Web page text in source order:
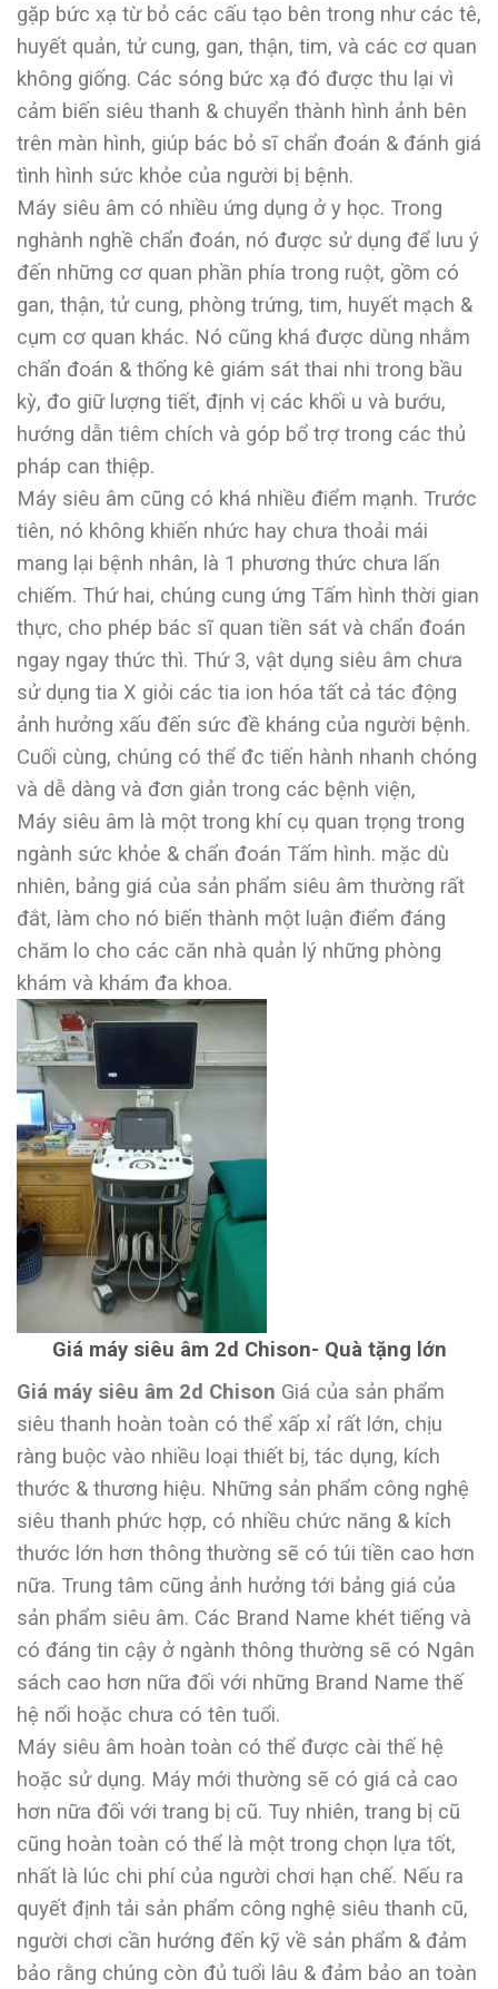
gặp bức xạ từ bỏ các cấu tạo bên trong như các tê,
huyết quản, tử cung, gan, thận, tim, và các cơ quan
không giống. Các sóng bức xạ đó được thu lại vì
cảm biến siêu thanh & chuyển thành hình ảnh bên
trên màn hình, giúp bác bỏ sĩ chẩn đoán & đánh giá
tình hình sức khỏe của người bị bệnh.
Máy siêu âm có nhiều ứng dụng ở y học. Trong
nghành nghề chẩn đoán, nó được sử dụng để lưu ý
đến những cơ quan phần phía trong ruột, gồm có
gan, thận, tử cung, phòng trứng, tim, huyết mạch &
cụm cơ quan khác. Nó cũng khá được dùng nhằm
chẩn đoán & thống kê giám sát thai nhi trong bầu
kỳ, đo giữ lượng tiết, định vị các khối u và bướu,
hướng dẫn tiêm chích và góp bổ trợ trong các thủ
pháp can thiệp.
Máy siêu âm cũng có khá nhiều điểm mạnh. Trước
tiên, nó không khiến nhức hay chưa thoải mái
mang lại bệnh nhân, là 1 phương thức chưa lấn
chiếm. Thứ hai, chúng cung ứng Tấm hình thời gian
thực, cho phép bác sĩ quan tiền sát và chẩn đoán
ngay ngay thức thì. Thứ 3, vật dụng siêu âm chưa
sử dụng tia X giỏi các tia ion hóa tất cả tác động
ảnh hưởng xấu đến sức đề kháng của người bệnh.
Cuối cùng, chúng có thể đc tiến hành nhanh chóng
và dễ dàng và đơn giản trong các bệnh viện,
Máy siêu âm là một trong khí cụ quan trọng trong
ngành sức khỏe & chẩn đoán Tấm hình. mặc dù
nhiên, bảng giá của sản phẩm siêu âm thường rất
đắt, làm cho nó biến thành một luận điểm đáng
chăm lo cho các căn nhà quản lý những phòng
khám và khám đa khoa.
Giá máy siêu âm 2d Chison- Quà tặng lớn
Giá máy siêu âm 2d Chison Giá của sản phẩm
siêu thanh hoàn toàn có thể xấp xỉ rất lớn, chịu
ràng buộc vào nhiều loại thiết bị, tác dụng, kích
thước & thương hiệu. Những sản phẩm công nghệ
siêu thanh phức hợp, có nhiều chức năng & kích
thước lớn hơn thông thường sẽ có túi tiền cao hơn
nữa. Trung tâm cũng ảnh hưởng tới bảng giá của
sản phẩm siêu âm. Các Brand Name khét tiếng và
có đáng tin cậy ở ngành thông thường sẽ có Ngân
sách cao hơn nữa đối với những Brand Name thế
hệ nổi hoặc chưa có tên tuổi.
Máy siêu âm hoàn toàn có thể được cài thế hệ
hoặc sử dụng. Máy mới thường sẽ có giá cả cao
hơn nữa đối với trang bị cũ. Tuy nhiên, trang bị cũ
cũng hoàn toàn có thể là một trong chọn lựa tốt,
nhất là lúc chi phí của người chơi hạn chế. Nếu ra
quyết định tải sản phẩm công nghệ siêu thanh cũ,
người chơi cần hướng đến kỹ về sản phẩm & đảm
bảo rằng chúng còn đủ tuổi lâu & đảm bảo an toàn